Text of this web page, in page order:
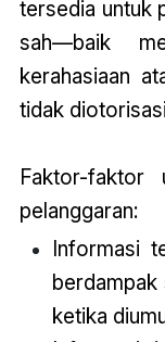
tersedia untuk
sah—baik
kerahasiaan
tidak
Faktor-faktor
pelanggaran:
Informasi
berdampak
ketika